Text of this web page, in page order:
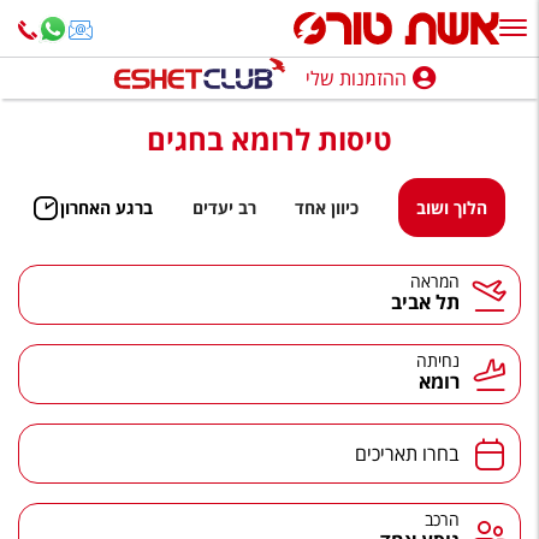
ההזמנות שלי
חופשה לפי סגנון
מלונות באילת
טיולים מאורגנים
סגנונות טיול
חבילות נופש
הרגע האחרון
חבילות בריאות וספא
ההזמנות שלי
טיסות לרומא בחגים
הלוך ושוב כיוון אחד רב יעדים ברגע האחרון
המראה
תל אביב
נחיתה
רומא
בחרו תאריכים
הרכב